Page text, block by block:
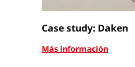
Case study: Daken
Más información